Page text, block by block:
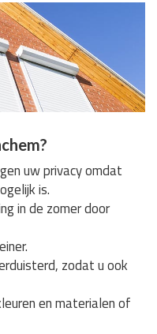
uw privacy omdat
is.
in de zomer door
zodat u ook
en materialen of